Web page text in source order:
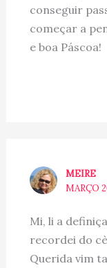
conseguir
começar a
e boa Páscoa!
MEIRE
MARÇO
Mi, li a
recordei do
Querida vim